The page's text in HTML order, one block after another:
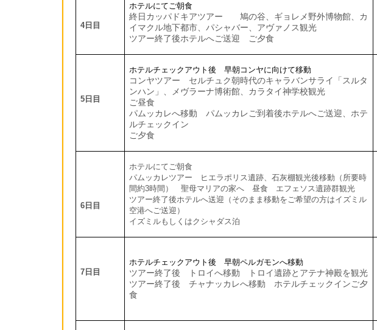
4 日目
ホテルにてご朝食
終日カッパドキアツアー 鳩の谷、ギョレメ野外博物館、カ
イマクル地下都市、パシャバー、アヴァノス観光
ツアー終了後ホテルへご送迎 ご夕食
5 日目
ホテルチェックアウト後 早朝コンヤに向けて移動
コンヤツアー セルチュク朝時代のキャラバンサライ「スルタ
ンハン」、メヴラーナ博術館、 カラタイ神学校観光
ご昼食
パムッカレへ移動 パムッカレご到着後ホテルへご送迎、ホテ
ルチェックイン
ご夕食
6 日目
ホテルにてご朝食
パムッカレツアー ヒエラポリス遺跡、石灰棚観光後移動（所要時
間約3時間） 聖母マリアの家へ 昼食 エフェソス遺跡群観光
ツアー終了後ホテルへ送迎（そのまま移動をご希望の方はイズミル
空港へご送迎）
イズミルもしくはクシャダス泊
7 日目
ホテルチェックアウト後 早朝ペルガモンへ移動
ツアー終了後 トロイへ移動 トロイ遺跡とアテナ神殿を観光
ツアー終了後 チャナッカレへ移動 ホテルチェックインご夕
食